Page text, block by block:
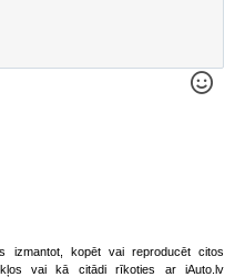
izmantot, kopēt vai reproducēt citos
vai kā citādi rīkoties ar iAuto.lv